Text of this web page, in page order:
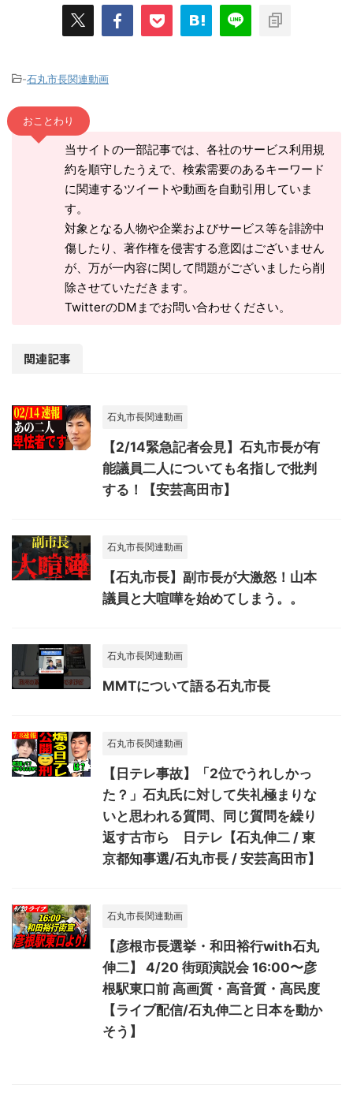
-石丸市長関連動画
おことわり
当サイトの一部記事では、各社のサービス利用規
約を順守したうえで、検索需要のあるキーワード
に関連するツイートや動画を自動引用していま
す。
対象となる人物や企業およびサービス等を誹謗中
傷したり、著作権を侵害する意図はございません
が、万が一内容に関して問題がございましたら削
除させていただきます。
TwitterのDMまでお問い合わせください。
関連記事
石丸市長関連動画
【2/14緊急記者会見】石丸市長が有
能議員二人についても名指しで批判
する！【安芸高田市】
石丸市長関連動画
【石丸市長】副市長が大激怒！山本
議員と大喧嘩を始めてしまう。。
石丸市長関連動画
MMTについて語る石丸市長
石丸市長関連動画
【日テレ事故】「2位でうれしかっ
た？」石丸氏に対して失礼極まりな
いと思われる質問、同じ質問を繰り
返す古市ら 日テレ【石丸伸二 / 東
京都知事選/石丸市長 / 安芸高田市】
石丸市長関連動画
【彦根市長選挙・和田裕行with石丸
伸二】 4/20 街頭演説会 16:00〜彦
根駅東口前 高画質・高音質・高民度
【ライブ配信/石丸伸二と日本を動か
そう】